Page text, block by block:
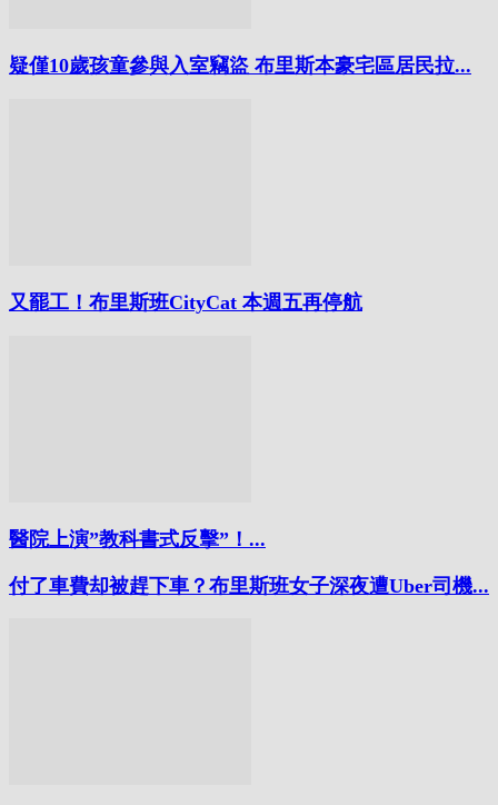
疑僅10歲孩童參與入室竊盜 布里斯本豪宅區居民拉...
又罷工！布里斯班CityCat 本週五再停航
醫院上演”教科書式反擊”！...
付了車費却被趕下車？布里斯班女子深夜遭Uber司機...